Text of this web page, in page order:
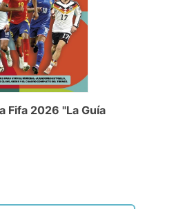
Fifa 2026 "La Guía